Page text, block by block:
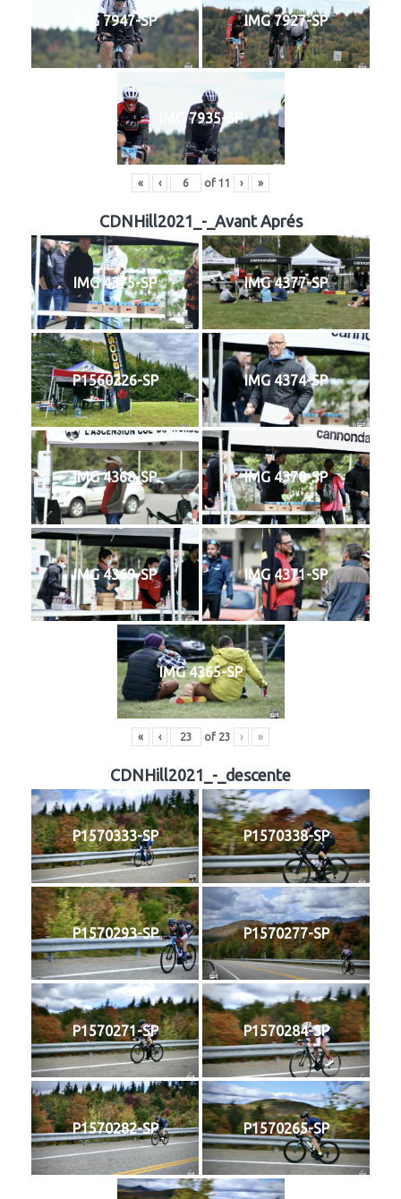
IMG 7947-SP IMG 7927-SP
IMG 7935-SP
« ‹ of 11 › »
CDNHill2021_-_Avant Aprés
IMG 4375-SP IMG 4377-SP
P1560226-SP IMG 4374-SP
IMG 4368-SP IMG 4370-SP
IMG 4369-SP IMG 4371-SP
IMG 4365-SP
« ‹ of 23 › »
CDNHill2021_-_descente
P1570333-SP P1570338-SP
P1570293-SP P1570277-SP
P1570271-SP P1570284-SP
P1570282-SP P1570265-SP